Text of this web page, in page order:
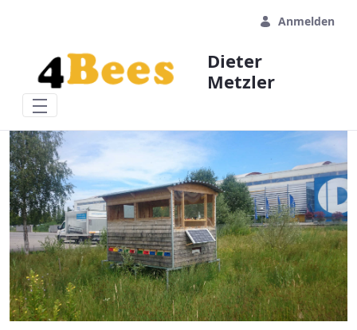
Anmelden
Dieter
Metzler